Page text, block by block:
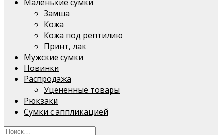
Маленькие сумки
Замша
Кожа
Кожа под рептилию
Принт, лак
Мужские сумки
Новинки
Распродажа
Уцененные товары
Рюкзаки
Сумки с аппликацией